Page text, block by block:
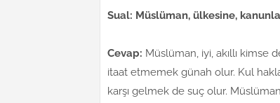
Sual: Müslüman, ülkesine,
Cevap: Müslüman, iyi, akıllı kimse
itaat etmemek günah olur. Kul
karşı gelmek de suç olur.